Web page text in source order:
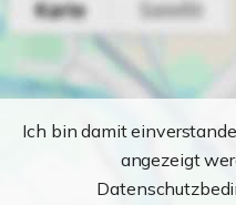
Ich bin damit
angezeigt